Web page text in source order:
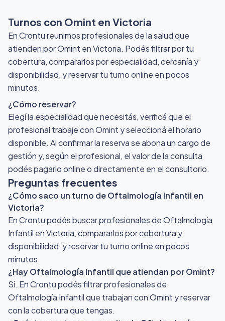
Turnos con Omint en Victoria
En Crontu reunimos profesionales de la salud que
atienden por Omint en Victoria. Podés filtrar por tu
cobertura, compararlos por especialidad, cercanía y
disponibilidad, y reservar tu turno online en pocos
minutos.
¿Cómo reservar?
Elegí la especialidad que necesitás, verificá que el
profesional trabaje con Omint y seleccioná el horario
disponible. Al confirmar la reserva se abona un cargo de
gestión y, según el profesional, el valor de la consulta
podés pagarlo online o directamente en el consultorio.
Preguntas frecuentes
¿Cómo saco un turno de Oftalmología Infantil en
Victoria?
En Crontu podés buscar profesionales de Oftalmología
Infantil en Victoria, compararlos por cobertura y
disponibilidad, y reservar tu turno online en pocos
minutos.
¿Hay Oftalmología Infantil que atiendan por Omint?
Sí. En Crontu podés filtrar profesionales de
Oftalmología Infantil que trabajan con Omint y reservar
con la cobertura que tengas.